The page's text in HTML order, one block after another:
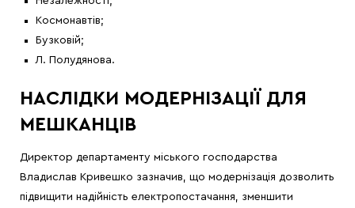
Космонавтів;
Бузковій;
Л. Полудянова.
НАСЛІДКИ МОДЕРНІЗАЦІЇ ДЛЯ
МЕШКАНЦІВ
Директор департаменту міського господарства
Владислав Кривешко зазначив, що модернізація дозволить
підвищити надійність електропостачання, зменшити